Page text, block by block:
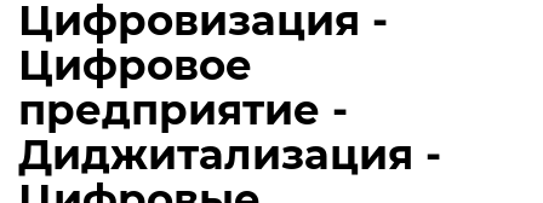
Цифровизация -
Цифровое
предприятие -
Диджитализация -